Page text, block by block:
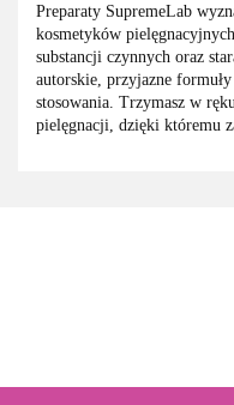
Preparaty SupremeLab
kosmetyków
substancji czynnych oraz
autorskie, przyjazne
stosowania. Trzymasz w
pielęgnacji, dzięki któremu